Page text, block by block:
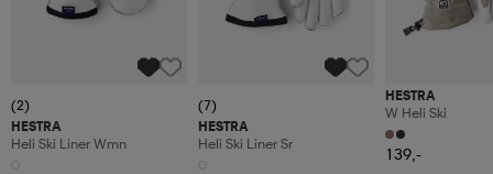
(2)
HESTRA
Heli Ski Liner Wmn
(7)
HESTRA
Heli Ski Liner Sr
HESTRA
W Heli Ski
139,-